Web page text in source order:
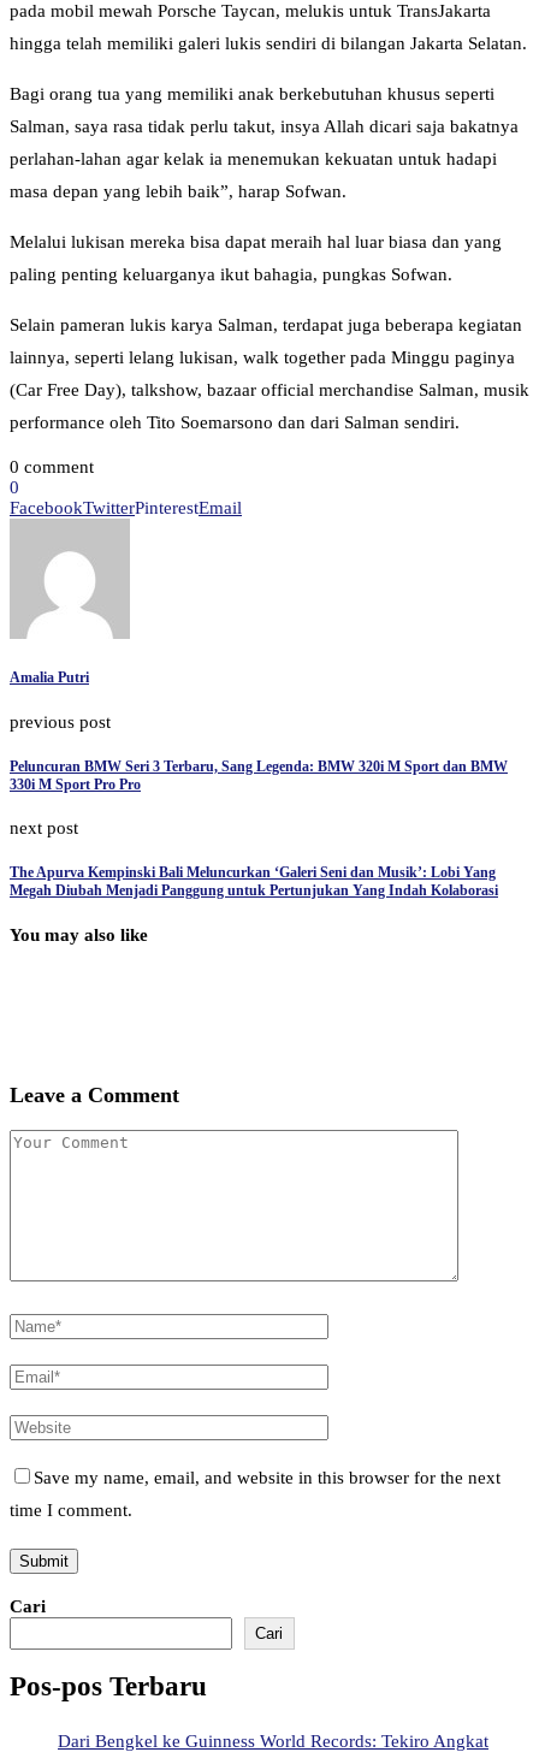
pada mobil mewah Porsche Taycan, melukis untuk TransJakarta
hingga telah memiliki galeri lukis sendiri di bilangan Jakarta Selatan.
Bagi orang tua yang memiliki anak berkebutuhan khusus seperti
Salman, saya rasa tidak perlu takut, insya Allah dicari saja bakatnya
perlahan-lahan agar kelak ia menemukan kekuatan untuk hadapi
masa depan yang lebih baik”, harap Sofwan.
Melalui lukisan mereka bisa dapat meraih hal luar biasa dan yang
paling penting keluarganya ikut bahagia, pungkas Sofwan.
Selain pameran lukis karya Salman, terdapat juga beberapa kegiatan
lainnya, seperti lelang lukisan, walk together pada Minggu paginya
(Car Free Day), talkshow, bazaar official merchandise Salman, musik
performance oleh Tito Soemarsono dan dari Salman sendiri.
0 comment
0
FacebookTwitterPinterestEmail
Amalia Putri
previous post
Peluncuran BMW Seri 3 Terbaru, Sang Legenda: BMW 320i M Sport dan BMW
330i M Sport Pro Pro
next post
The Apurva Kempinski Bali Meluncurkan ‘Galeri Seni dan Musik’: Lobi Yang
Megah Diubah Menjadi Panggung untuk Pertunjukan Yang Indah Kolaborasi
You may also like
Leave a Comment
Save my name, email, and website in this browser for the next
time I comment.
Cari
Cari
Pos-pos Terbaru
Dari Bengkel ke Guinness World Records: Tekiro Angkat